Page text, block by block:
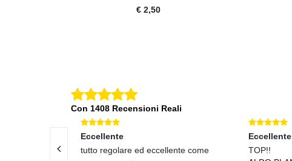
€ 2,50
Con 1408 Recensioni Reali
Eccellente
tutto regolare ed eccellente come
Eccellente